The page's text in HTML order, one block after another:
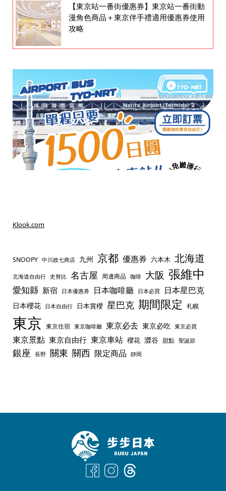
【東京站一番街優惠券】東京站一番街動
漫角色商品＋東京伴手禮適用優惠券使用
攻略
Klook.com
SNOOPY 中川政七商店 九州 京都 優惠券 六本木 北海道
北海道自由行 史努比 名古屋 周邊商品 咖啡 大阪 張維中
愛知縣 新宿 日本優惠券 日本咖啡廳 日本必買 日本星巴克
日本櫻花 日本自由行 日本賞櫻 星巴克 期間限定 札幌
東京 東京住宿 東京咖啡廳 東京必去 東京必吃 東京必買
東京景點 東京自由行 東京車站 櫻花 澀谷 甜點 聖誕節
銀座 長野 關東 關西 限定商品 靜岡